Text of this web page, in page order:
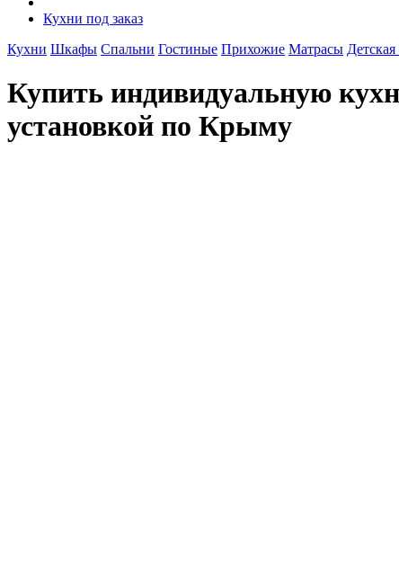
Кухни под заказ
Кухни Шкафы Спальни Гостиные Прихожие Матрасы
Купить индивидуальную
установкой по Крыму